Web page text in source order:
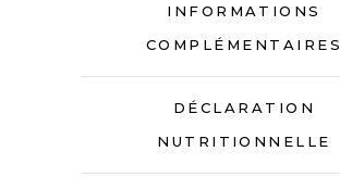
INFORMATIONS
COMPLÉMENTAIRES
DÉCLARATION
NUTRITIONNELLE